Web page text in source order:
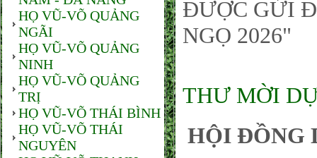
HỌ VŨ-VÕ QUẢNG
NGÃI
HỌ VŨ-VÕ QUẢNG
NINH
HỌ VŨ-VÕ QUẢNG
TRỊ
HỌ VŨ-VÕ THÁI BÌNH
HỌ VŨ-VÕ THÁI
NGUYÊN
ĐƯỢC GỬI
NGỌ 2026"
THƯ MỜI
HỘI ĐỒNG